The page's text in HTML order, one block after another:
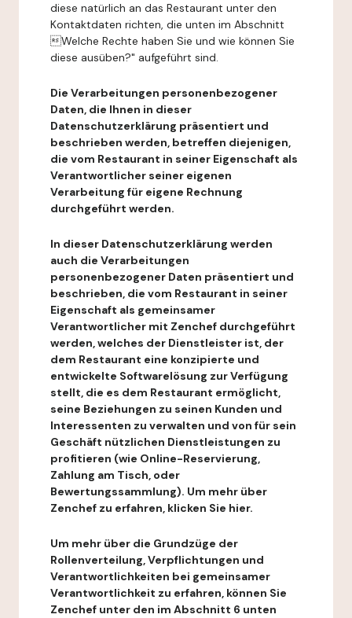
diese natürlich an das Restaurant unter den
Kontaktdaten richten, die unten im Abschnitt
Welche Rechte haben Sie und wie können Sie
diese ausüben?" aufgeführt sind.
Die Verarbeitungen personenbezogener
Daten, die Ihnen in dieser
Datenschutzerklärung präsentiert und
beschrieben werden, betreffen diejenigen,
die vom Restaurant in seiner Eigenschaft als
Verantwortlicher seiner eigenen
Verarbeitung für eigene Rechnung
durchgeführt werden.
In dieser Datenschutzerklärung werden
auch die Verarbeitungen
personenbezogener Daten präsentiert und
beschrieben, die vom Restaurant in seiner
Eigenschaft als gemeinsamer
Verantwortlicher mit Zenchef durchgeführt
werden, welches der Dienstleister ist, der
dem Restaurant eine konzipierte und
entwickelte Softwarelösung zur Verfügung
stellt, die es dem Restaurant ermöglicht,
seine Beziehungen zu seinen Kunden und
Interessenten zu verwalten und von für sein
Geschäft nützlichen Dienstleistungen zu
profitieren (wie Online-Reservierung,
Zahlung am Tisch, oder
Bewertungssammlung). Um mehr über
Zenchef zu erfahren, klicken Sie hier.
Um mehr über die Grundzüge der
Rollenverteilung, Verpflichtungen und
Verantwortlichkeiten bei gemeinsamer
Verantwortlichkeit zu erfahren, können Sie
Zenchef unter den im Abschnitt 6 unten